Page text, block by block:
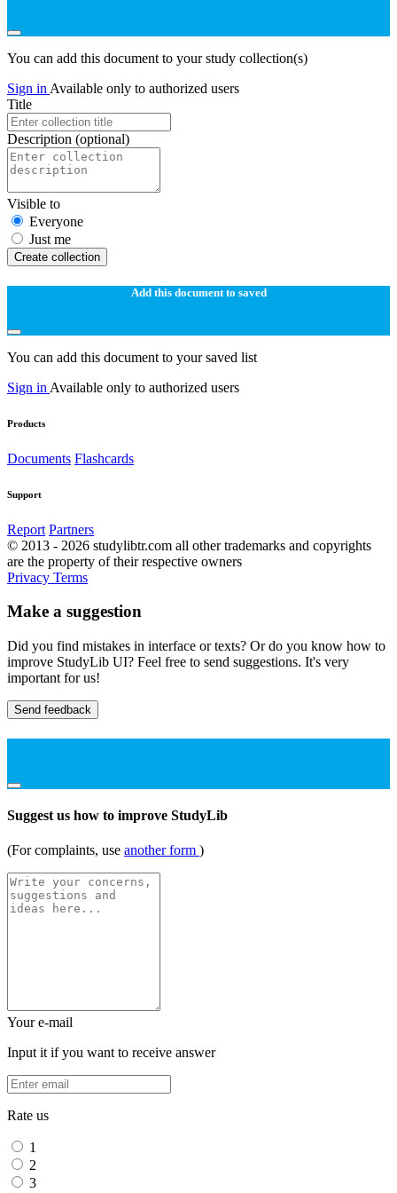
You can add this document to your study collection(s)
Sign in Available only to authorized users
Title
Description (optional)
Visible to
Everyone
Just me
Create collection
Add this document to saved
You can add this document to your saved list
Sign in Available only to authorized users
Products
Documents Flashcards
Support
Report Partners
© 2013 - 2026 studylibtr.com all other trademarks and copyrights
are the property of their respective owners
Privacy Terms
Make a suggestion
Did you find mistakes in interface or texts? Or do you know how to
improve StudyLib UI? Feel free to send suggestions. It's very
important for us!
Send feedback
Suggest us how to improve StudyLib
(For complaints, use another form )
Your e-mail
Input it if you want to receive answer
Rate us
1
2
3